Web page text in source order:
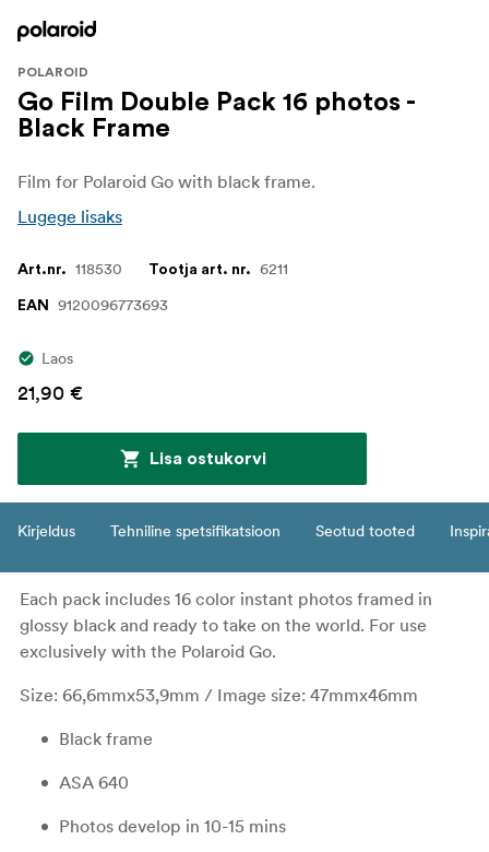
POLAROID
Go Film Double Pack 16 photos -
Black Frame
Film for Polaroid Go with black frame.
Lugege lisaks
Art.nr. 118530 Tootja art. nr. 6211
EAN 9120096773693
Laos
21,90 €
Lisa ostukorvi
Kirjeldus Tehniline spetsifikatsioon Seotud tooted
Each pack includes 16 color instant photos framed in
glossy black and ready to take on the world. For use
exclusively with the Polaroid Go.
Size: 66,6mmx53,9mm / Image size: 47mmx46mm
Black frame
ASA 640
Photos develop in 10-15 mins